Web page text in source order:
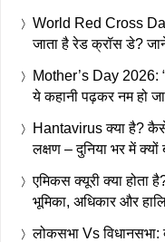
World Red Cross
जाता है रेड क्रॉस डे?
Mother’s Day 2026:
ये कहानी पढ़कर नम हो
Hantavirus क्या है?
लक्षण – दुनिया भर में क्यों
एमिकस क्यूरी क्या होता
भूमिका, अधिकार और
लोकसभा Vs विधानसभा: